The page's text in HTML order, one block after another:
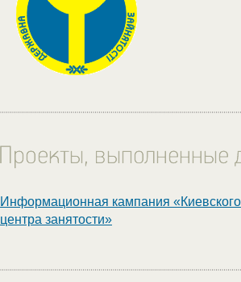
Информационная кампания «Киевского
центра занятости»